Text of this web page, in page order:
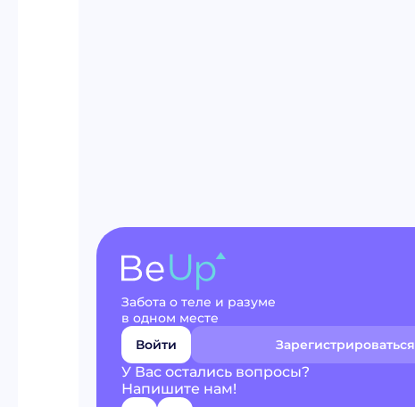
Забота о теле и разуме
в одном месте
Войти
Зарегистрироваться
У Вас остались вопросы?
Напишите нам!